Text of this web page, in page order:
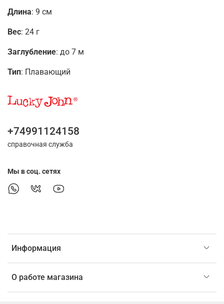
Длина: 9 см
Вес: 24 г
Заглубление: до 7 м
Тип: Плавающий
Информация
О работе магазина
+74991124158
справочная служба
Мы в соц. сетях